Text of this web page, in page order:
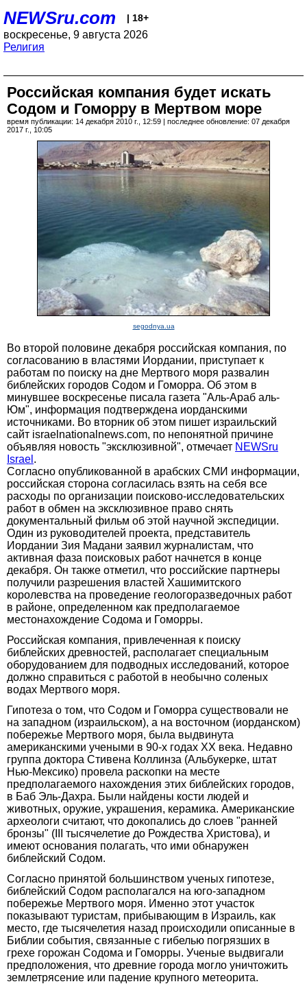
NEWSru.com | 18+
воскресенье, 9 августа 2026
Религия
Российская компания будет искать
Содом и Гоморру в Мертвом море
время публикации: 14 декабря 2010 г., 12:59 | последнее обновление: 07 декабря
2017 г., 10:05
segodnya.ua
Во второй половине декабря российская компания, по
согласованию в властями Иордании, приступает к
работам по поиску на дне Мертвого моря развалин
библейских городов Содом и Гоморра. Об этом в
минувшее воскресенье писала газета "Аль-Араб аль-
Юм", информация подтверждена иорданскими
источниками. Во вторник об этом пишет израильский
сайт israelnationalnews.com, по непонятной причине
объявляя новость "эксклюзивной", отмечает NEWSru
Israel .
Согласно опубликованной в арабских СМИ информации,
российская сторона согласилась взять на себя все
расходы по организации поисково-исследовательских
работ в обмен на эксклюзивное право снять
документальный фильм об этой научной экспедиции.
Один из руководителей проекта, представитель
Иордании Зия Мадани заявил журналистам, что
активная фаза поисковых работ начнется в конце
декабря. Он также отметил, что российские партнеры
получили разрешения властей Хашимитского
королевства на проведение геологоразведочных работ
в районе, определенном как предполагаемое
местонахождение Содома и Гоморры.
Российская компания, привлеченная к поиску
библейских древностей, располагает специальным
оборудованием для подводных исследований, которое
должно справиться с работой в необычно соленых
водах Мертвого моря.
Гипотеза о том, что Содом и Гоморра существовали не
на западном (израильском), а на восточном (иорданском)
побережье Мертвого моря, была выдвинута
американскими учеными в 90-х годах XX века. Недавно
группа доктора Стивена Коллинза (Альбукерке, штат
Нью-Мексико) провела раскопки на месте
предполагаемого нахождения этих библейских городов,
в Баб Эль-Дахра. Были найдены кости людей и
животных, оружие, украшения, керамика. Американские
археологи считают, что докопались до слоев "ранней
бронзы" (III тысячелетие до Рождества Христова), и
имеют основания полагать, что ими обнаружен
библейский Содом.
Согласно принятой большинством ученых гипотезе,
библейский Содом располагался на юго-западном
побережье Мертвого моря. Именно этот участок
показывают туристам, прибывающим в Израиль, как
место, где тысячелетия назад происходили описанные в
Библии события, связанные с гибелью погрязших в
грехе горожан Содома и Гоморры. Ученые выдвигали
предположения, что древние города могло уничтожить
землетрясение или падение крупного метеорита.